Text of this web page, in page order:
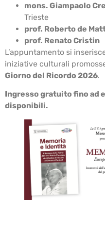
mons. Giampaolo
Trieste
prof. Roberto de
prof. Renato Cristin
L’appuntamento si
iniziative culturali
Giorno del Ricordo 2026.
Ingresso gratuito fino ad
disponibili.